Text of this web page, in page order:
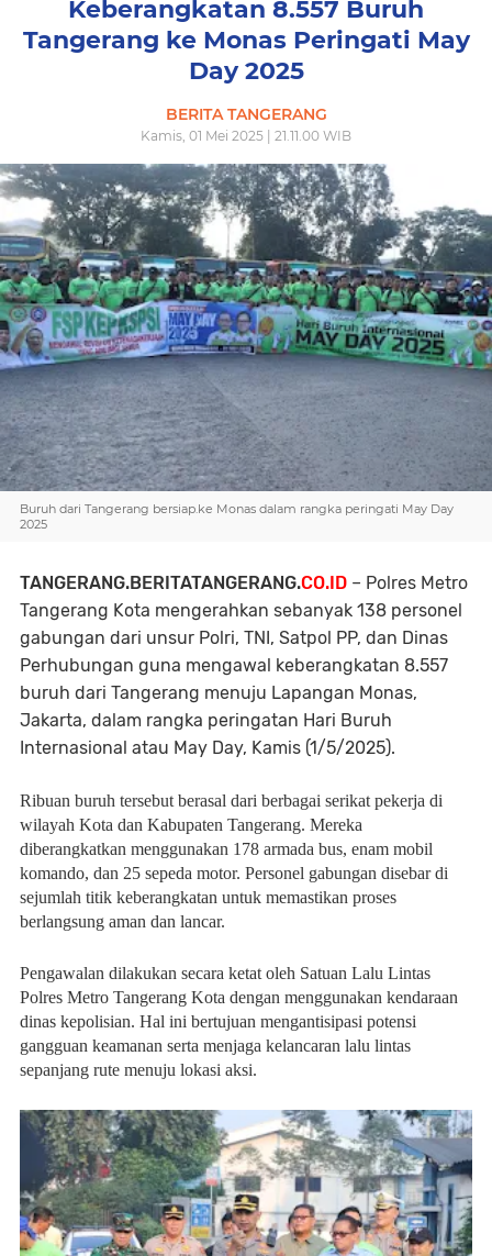
Keberangkatan 8.557 Buruh
Tangerang ke Monas Peringati May
Day 2025
BERITA TANGERANG
Kamis, 01 Mei 2025 | 21.11.00 WIB
Buruh dari Tangerang bersiap.ke Monas dalam rangka peringati May Day
2025
TANGERANG.BERITATANGERANG.CO.ID – Polres Metro
Tangerang Kota mengerahkan sebanyak 138 personel
gabungan dari unsur Polri, TNI, Satpol PP, dan Dinas
Perhubungan guna mengawal keberangkatan 8.557
buruh dari Tangerang menuju Lapangan Monas,
Jakarta, dalam rangka peringatan Hari Buruh
Internasional atau May Day, Kamis (1/5/2025).
Ribuan buruh tersebut berasal dari berbagai serikat pekerja di
wilayah Kota dan Kabupaten Tangerang. Mereka
diberangkatkan menggunakan 178 armada bus, enam mobil
komando, dan 25 sepeda motor. Personel gabungan disebar di
sejumlah titik keberangkatan untuk memastikan proses
berlangsung aman dan lancar.
Pengawalan dilakukan secara ketat oleh Satuan Lalu Lintas
Polres Metro Tangerang Kota dengan menggunakan kendaraan
dinas kepolisian. Hal ini bertujuan mengantisipasi potensi
gangguan keamanan serta menjaga kelancaran lalu lintas
sepanjang rute menuju lokasi aksi.